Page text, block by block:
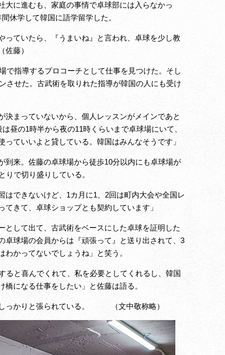
に進むも、家庭の事情で卓球部には入らなかっ
休学して韓国に語学留学した。
ていたら、『うまいね』と言われ、卓球を少し教
藤）
指導するプロコーチとして仕事を見つけた。そし
させた。古武術を取りれた指導が韓国の人にも受け
まっていないから、個人レッスンがメインであと
昼の1時半から夜の11時くらいまで卓球場にいて、
ていいよと貸している。韓国はみんなそうです」
来。佐藤の卓球場から徒歩10分以内にも卓球場が
りで切り盛りしている。
できないけど、1カ月に1、2回は町内大会や全国レ
きて、卓球ショップとも契約しています」
して出て、古武術をベースにした卓球を証明した
卓球場の会員からは『頑張って』と送り出されて、3
わかってないでしょうね」と笑う。
と喜んでくれて、私を必要としてくれるし、韓国
になる仕事をしたい」と佐藤は語る。
しっかりと張られている。 （文中敬称略）